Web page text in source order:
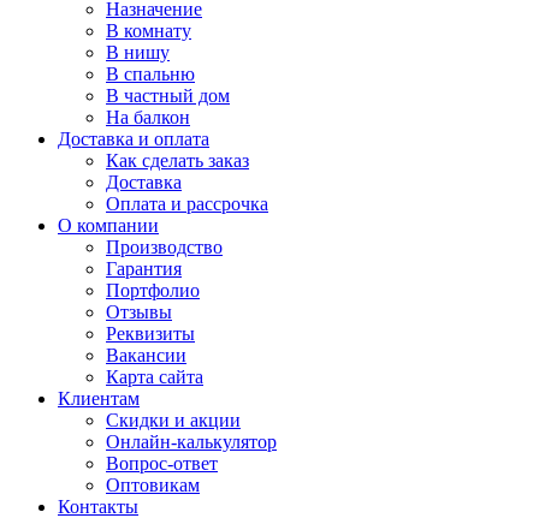
Назначение
В комнату
В нишу
В спальню
В частный дом
На балкон
Доставка и оплата
Как сделать заказ
Доставка
Оплата и рассрочка
О компании
Производство
Гарантия
Портфолио
Отзывы
Реквизиты
Вакансии
Карта сайта
Клиентам
Скидки и акции
Онлайн-калькулятор
Вопрос-ответ
Оптовикам
Контакты